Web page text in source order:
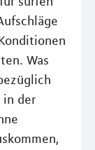
Was
in der